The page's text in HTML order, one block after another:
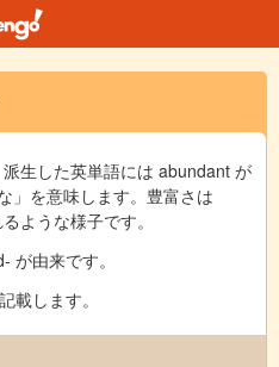
派生した英単語には abundant が
」を意味します。豊富さは
ような様子です。
が由来です。
載します。